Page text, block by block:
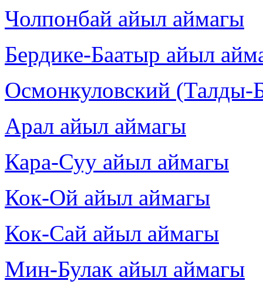
Чолпонбай айыл аймагы
Бердике-Баатыр айыл
Осмонкуловский (Талды-
Арал айыл аймагы
Кара-Суу айыл аймагы
Кок-Ой айыл аймагы
Кок-Сай айыл аймагы
Мин-Булак айыл аймагы